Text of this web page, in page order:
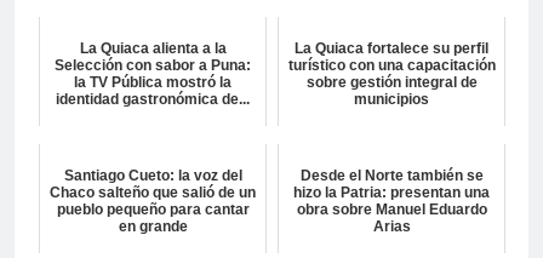
La Quiaca alienta a la
Selección con sabor a Puna:
la TV Pública mostró la
identidad gastronómica de...
La Quiaca fortalece su perfil
turístico con una capacitación
sobre gestión integral de
municipios
Santiago Cueto: la voz del
Chaco salteño que salió de un
pueblo pequeño para cantar
en grande
Desde el Norte también se
hizo la Patria: presentan una
obra sobre Manuel Eduardo
Arias